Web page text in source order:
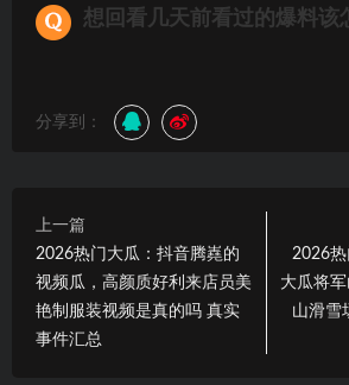
想回看几天前看过的爆料该
分享到：
上一篇
2026热门大瓜：抖音腾嶤的
视频瓜，高颜质好利来店员美
艳制服装视频是真的吗 真实
事件汇总
2026热
大瓜将
山滑雪